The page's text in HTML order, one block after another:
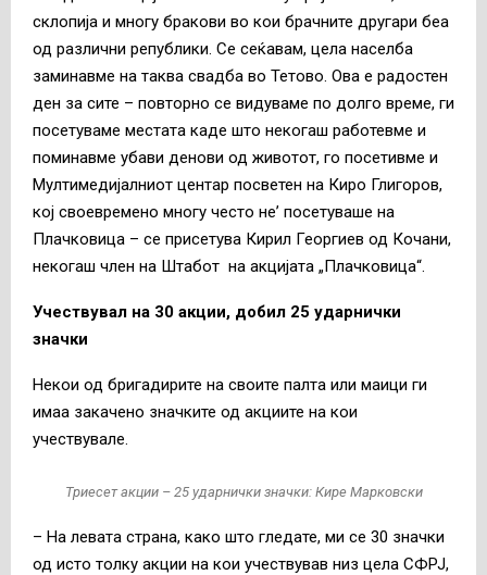
склопија и многу бракови во кои брачните другари беа
од различни републики. Се сеќавам, цела населба
заминавме на таква свадба во Тетово. Ова е радостен
ден за сите – повторно се видуваме по долго време, ги
посетуваме местата каде што некогаш работевме и
поминавме убави денови од животот, го посетивме и
Мултимедијалниот центар посветен на Киро Глигоров,
кој своевремено многу често не’ посетуваше на
Плачковица – се присетува Кирил Георгиев од Кочани,
некогаш член на Штабот на акцијата „Плачковица“.
Учествувал на 30 акции, добил 25 ударнички
значки
Некои од бригадирите на своите палта или маици ги
имаа закачено значките од акциите на кои
учествувале.
Триесет акции – 25 ударнички значки: Кире Марковски
– На левата страна, како што гледате, ми се 30 значки
од исто толку акции на кои учествував низ цела СФРЈ,